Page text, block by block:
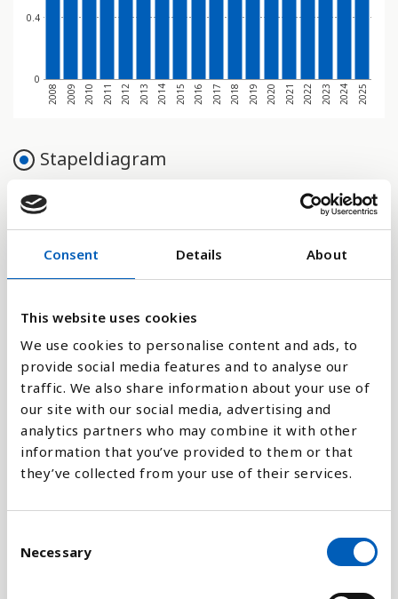
Consent Details About
This website uses cookies
We use cookies to personalise content and ads, to
provide social media features and to analyse our
traffic. We also share information about your use of
our site with our social media, advertising and
analytics partners who may combine it with other
information that you’ve provided to them or that
they’ve collected from your use of their services.
Necessary
0
0.4
2008 2009 2010 2011 2012 2013 2014 2015 2016 2017 2018 2019 2020 2021 2022 2023 2024 2025
Stapeldiagram
Linje
Platt
Jämför med:
Förklaring
kriminalitet, tillgång till vapen, militärer i landet,